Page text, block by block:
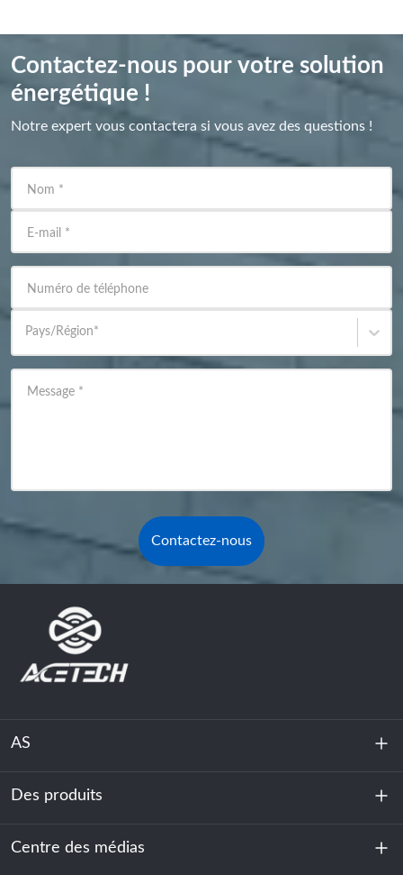
Contactez-nous pour votre solution
énergétique !
Notre expert vous contactera si vous avez des questions !
Nom *
E-mail *
Numéro de téléphone
Pays/Région*
Message *
Contactez-nous
AS
À propos de nous
Durabilité
Des produits
Stockage d'énergie
Centre des médias